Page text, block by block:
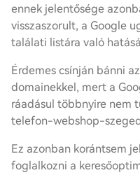
ennek jelentősége
visszaszorult, a Google
találati listára való
Érdemes csínján bánni
domainekkel, mert a
ráadásul többnyire nem
telefon-webshop-
Ez azonban korántsem
foglalkozni a